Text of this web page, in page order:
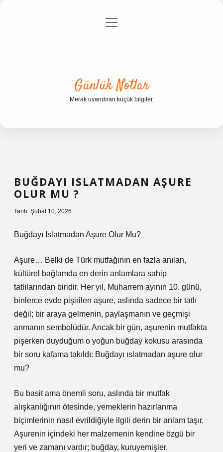
Gizlilik Politikası
menüyü
Günlük Notlar
Merak uyandıran küçük bilgiler.
BUĞDAYI ISLATMADAN AŞURE
OLUR MU ?
Tarih: Şubat 10, 2026
Buğdayı Islatmadan Aşure Olur Mu?
Aşure… Belki de Türk mutfağının en fazla anılan,
kültürel bağlamda en derin anlamlara sahip
tatlılarından biridir. Her yıl, Muharrem ayının 10. günü,
binlerce evde pişirilen aşure, aslında sadece bir tatlı
değil; bir araya gelmenin, paylaşmanın ve geçmişi
anmanın sembolüdür. Ancak bir gün, aşurenin mutfakta
pişerken duyduğum o yoğun buğday kokusu arasında
bir soru kafama takıldı: Buğdayı ıslatmadan aşure olur
mu?
Bu basit ama önemli soru, aslında bir mutfak
alışkanlığının ötesinde, yemeklerin hazırlanma
biçimlerinin nasıl evrildiğiyle ilgili derin bir anlam taşır.
Aşurenin içindeki her malzemenin kendine özgü bir
yeri ve zamanı vardır; buğday, kuruyemişler,